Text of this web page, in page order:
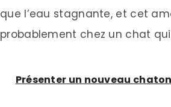
que l’eau stagnante, et cet
probablement chez un chat
Présenter un nouveau